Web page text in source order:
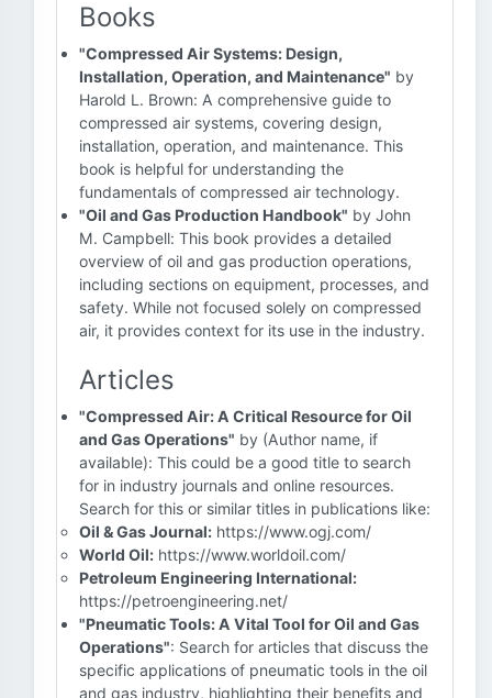
Books
"Compressed Air Systems: Design,
Installation, Operation, and Maintenance" by
Harold L. Brown: A comprehensive guide to
compressed air systems, covering design,
installation, operation, and maintenance. This
book is helpful for understanding the
fundamentals of compressed air technology.
"Oil and Gas Production Handbook" by John
M. Campbell: This book provides a detailed
overview of oil and gas production operations,
including sections on equipment, processes, and
safety. While not focused solely on compressed
air, it provides context for its use in the industry.
Articles
"Compressed Air: A Critical Resource for Oil
and Gas Operations" by (Author name, if
available): This could be a good title to search
for in industry journals and online resources.
Search for this or similar titles in publications like:
Oil & Gas Journal: https://www.ogj.com/
World Oil: https://www.worldoil.com/
Petroleum Engineering International:
https://petroengineering.net/
"Pneumatic Tools: A Vital Tool for Oil and Gas
Operations": Search for articles that discuss the
specific applications of pneumatic tools in the oil
and gas industry, highlighting their benefits and